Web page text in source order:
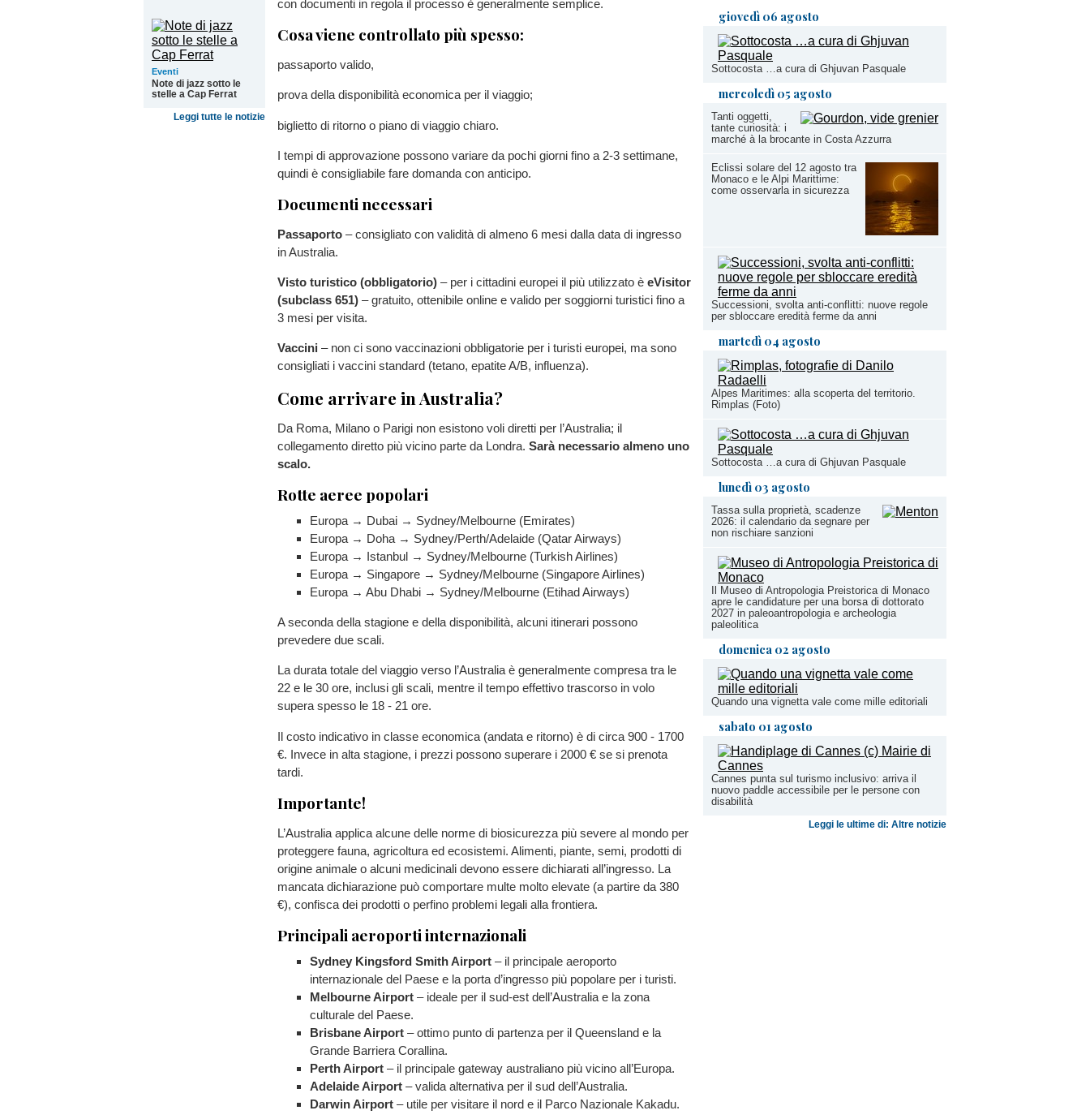
giovedì 06 agosto
Sottocosta …a cura di Ghjuvan Pasquale
mercoledì 05 agosto
Tanti oggetti,
tante curiosità: i
marché à la brocante in Costa Azzurra
Eclissi solare del 12 agosto tra
Monaco e le Alpi Marittime:
come osservarla in sicurezza
Successioni, svolta anti-conflitti: nuove regole
per sbloccare eredità ferme da anni
martedì 04 agosto
Alpes Maritimes: alla scoperta del territorio.
Rimplas (Foto)
Sottocosta …a cura di Ghjuvan Pasquale
lunedì 03 agosto
Tassa sulla proprietà, scadenze
2026: il calendario da segnare per
non rischiare sanzioni
Il Museo di Antropologia Preistorica di Monaco
apre le candidature per una borsa di dottorato
2027 in paleoantropologia e archeologia
paleolitica
domenica 02 agosto
Quando una vignetta vale come mille editoriali
sabato 01 agosto
Cannes punta sul turismo inclusivo: arriva il
nuovo paddle accessibile per le persone con
disabilità
Leggi le ultime di: Altre notizie
Eventi
Note di jazz sotto le
stelle a Cap Ferrat
Leggi tutte le notizie
con documenti in regola il processo è generalmente semplice.
Cosa viene controllato più spesso:
passaporto valido,
prova della disponibilità economica per il viaggio;
biglietto di ritorno o piano di viaggio chiaro.
I tempi di approvazione possono variare da pochi giorni fino a 2-3 settimane,
quindi è consigliabile fare domanda con anticipo.
Documenti necessari
Passaporto – consigliato con validità di almeno 6 mesi dalla data di ingresso
in Australia.
Visto turistico (obbligatorio) – per i cittadini europei il più utilizzato è eVisitor
(subclass 651) – gratuito, ottenibile online e valido per soggiorni turistici fino a
3 mesi per visita.
Vaccini – non ci sono vaccinazioni obbligatorie per i turisti europei, ma sono
consigliati i vaccini standard (tetano, epatite A/B, influenza).
Come arrivare in Australia?
Da Roma, Milano o Parigi non esistono voli diretti per l’Australia; il
collegamento diretto più vicino parte da Londra. Sarà necessario almeno uno
scalo.
Rotte aeree popolari
Europa → Dubai → Sydney/Melbourne (Emirates)
Europa → Doha → Sydney/Perth/Adelaide (Qatar Airways)
Europa → Istanbul → Sydney/Melbourne (Turkish Airlines)
Europa → Singapore → Sydney/Melbourne (Singapore Airlines)
Europa → Abu Dhabi → Sydney/Melbourne (Etihad Airways)
A seconda della stagione e della disponibilità, alcuni itinerari possono
prevedere due scali.
La durata totale del viaggio verso l’Australia è generalmente compresa tra le
22 e le 30 ore, inclusi gli scali, mentre il tempo effettivo trascorso in volo
supera spesso le 18 - 21 ore.
Il costo indicativo in classe economica (andata e ritorno) è di circa 900 - 1700
€. Invece in alta stagione, i prezzi possono superare i 2000 € se si prenota
tardi.
Importante!
L’Australia applica alcune delle norme di biosicurezza più severe al mondo per
proteggere fauna, agricoltura ed ecosistemi. Alimenti, piante, semi, prodotti di
origine animale o alcuni medicinali devono essere dichiarati all’ingresso. La
mancata dichiarazione può comportare multe molto elevate (a partire da 380
€), confisca dei prodotti o perfino problemi legali alla frontiera.
Principali aeroporti internazionali
Sydney Kingsford Smith Airport – il principale aeroporto
internazionale del Paese e la porta d’ingresso più popolare per i turisti.
Melbourne Airport – ideale per il sud-est dell’Australia e la zona
culturale del Paese.
Brisbane Airport – ottimo punto di partenza per il Queensland e la
Grande Barriera Corallina.
Perth Airport – il principale gateway australiano più vicino all’Europa.
Adelaide Airport – valida alternativa per il sud dell’Australia.
Darwin Airport – utile per visitare il nord e il Parco Nazionale Kakadu.